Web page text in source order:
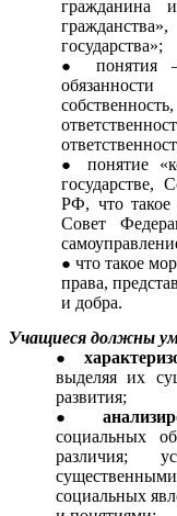
гражданина
государства»;
понятия
понятие
государстве,
РФ, что такое
Совет
что такое
права,
и добра.
Учащиеся должны
выделяя их
развития;
социальных
различия;
социальных